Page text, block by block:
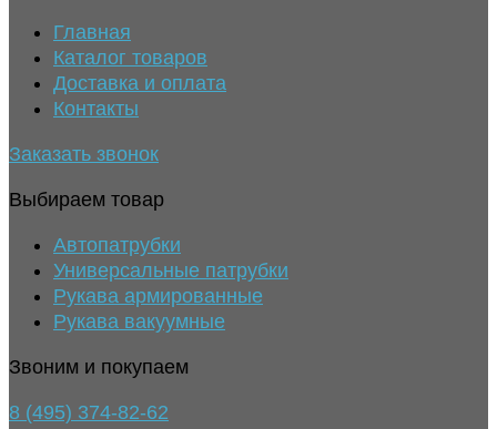
Главная
Каталог товаров
Доставка и оплата
Контакты
Заказать звонок
Выбираем товар
Автопатрубки
Универсальные патрубки
Рукава армированные
Рукава вакуумные
Звоним и покупаем
8 (495) 374-82-62